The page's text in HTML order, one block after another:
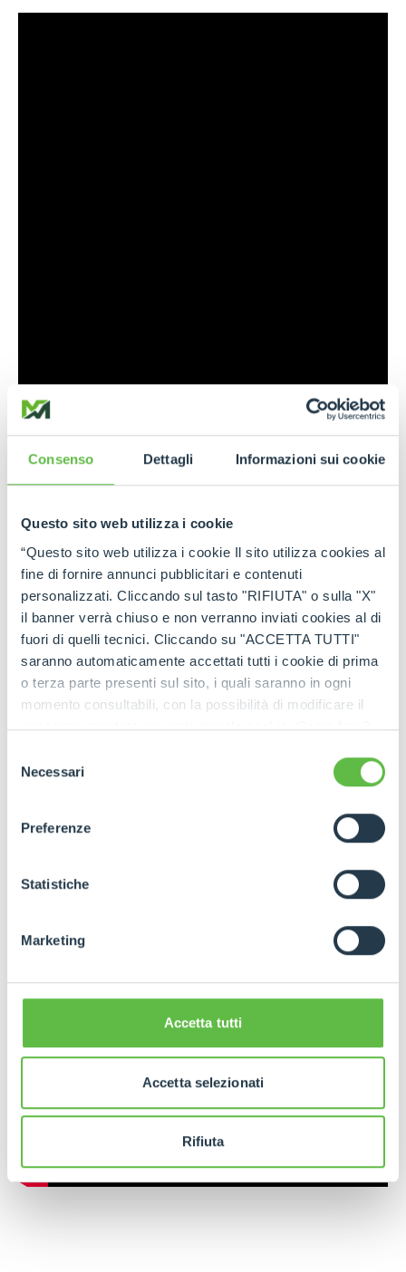
Consenso Dettagli Informazioni sui cookie
Questo sito web utilizza i cookie
“Questo sito web utilizza i cookie Il sito utilizza cookies al
fine di fornire annunci pubblicitari e contenuti
personalizzati. Cliccando sul tasto "RIFIUTA" o sulla "X"
il banner verrà chiuso e non verranno inviati cookies al di
fuori di quelli tecnici. Cliccando su "ACCETTA TUTTI"
saranno automaticamente accettati tutti i cookie di prima
o terza parte presenti sul sito, i quali saranno in ogni
momento consultabili, con la possibilità di modificare il
consenso prestato per ogni singolo cookie. Come fare?
ogni pagina, selezionare "Modifichi il suo consenso" e
dell'informativa completa nel footer presente in ogni
pagina. Per esercitare i diritti riconosciuti all'interessato ai
GDPR abbiamo predisposto una
apposita procedura.
delNecessari
Preferenze
Statistiche
Marketing
Accetta tutti
Accetta selezionati
Rifiuta
Appointment Summary